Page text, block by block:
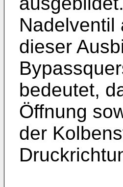
Nadelventil
dieser
bedeutet,
Öffnung
der